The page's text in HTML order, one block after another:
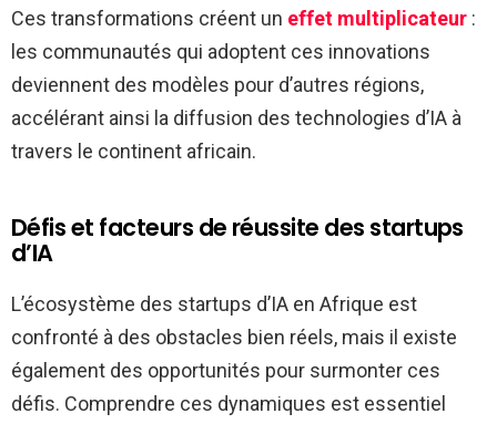
Ces transformations créent un effet multiplicateur :
les communautés qui adoptent ces innovations
deviennent des modèles pour d’autres régions,
accélérant ainsi la diffusion des technologies d’IA à
travers le continent africain.
Défis et facteurs de réussite des startups
d’IA
L’écosystème des startups d’IA en Afrique est
confronté à des obstacles bien réels, mais il existe
également des opportunités pour surmonter ces
défis. Comprendre ces dynamiques est essentiel